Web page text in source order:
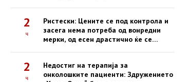
2
ч
Ристески: Цените се под контрола и
засега нема потреба од вонредни
мерки, од есен драстично ќе се
2
ч
Недостиг на терапија за
онколошките пациенти: Здружението